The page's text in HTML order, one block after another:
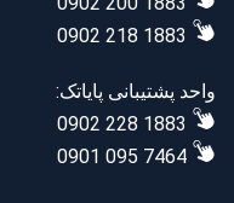
0902 218 1883
واحد پشتیبانی پایاتک:
0902 228 1883
0901 095 7464